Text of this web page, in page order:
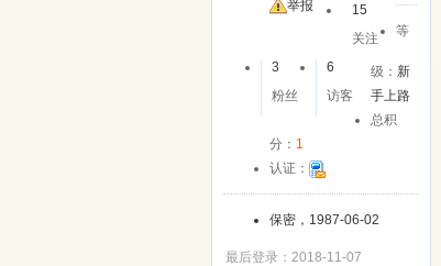
举报
15
关注
3
粉丝
6
访客
等
级：新
手上路
总积
分： 1
认证：
保密，1987-06-02
最后登录：2018-11-07